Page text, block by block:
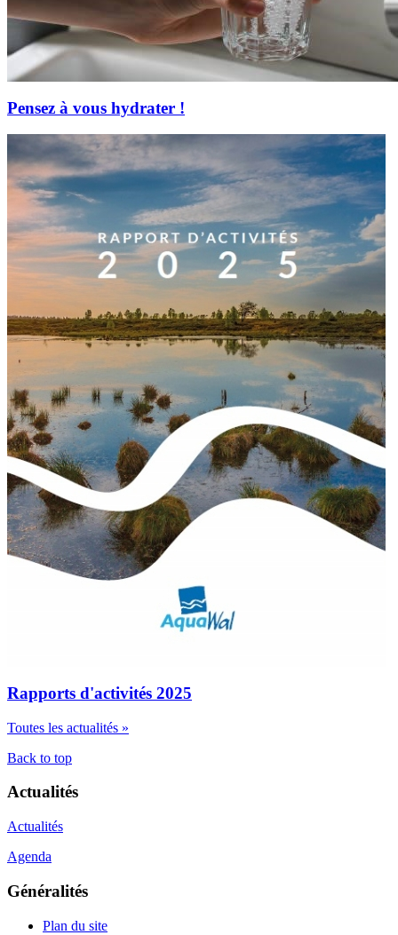
Pensez à vous hydrater !
Rapports d'activités 2025
Toutes les actualités »
Back to top
Actualités
Actualités
Agenda
Généralités
Plan du site